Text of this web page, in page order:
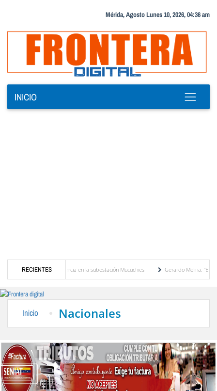
Mérida, Agosto Lunes 10, 2026, 04:36 am
INICIO
RECIENTES
de potencia en la subestación Mucuchies
Gerardo Molina: “El legado
Inicio Nacionales